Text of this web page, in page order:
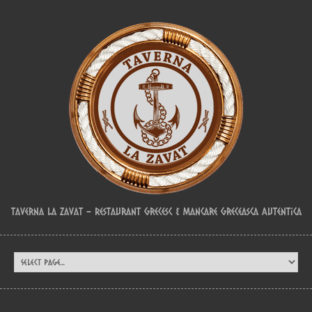
Taverna La Zavat – Restaurant Grecesc & Mancare Greceasca Autentica